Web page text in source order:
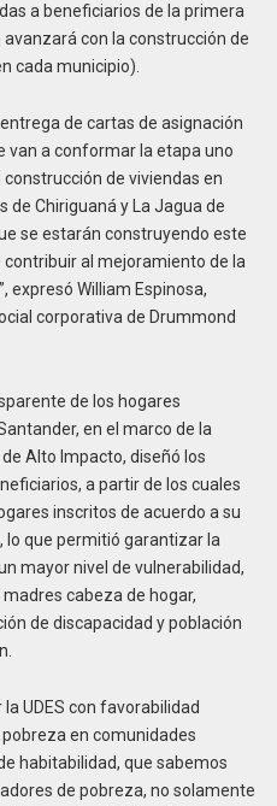
a beneficiarios de la primera
con la construcción de
cada municipio).
de cartas de asignación
van a conformar la etapa uno
de viviendas en
de Chiriguaná y La Jagua de
se estarán construyendo este
al mejoramiento de la
expresó William Espinosa,
corporativa de Drummond
de los hogares
en el marco de la
Alto Impacto, diseñó los
a partir de los cuales
inscritos de acuerdo a su
lo que permitió garantizar la
mayor nivel de vulnerabilidad,
cabeza de hogar,
de discapacidad y población
UDES con favorabilidad
en comunidades
habitabilidad, que sabemos
de pobreza, no solamente